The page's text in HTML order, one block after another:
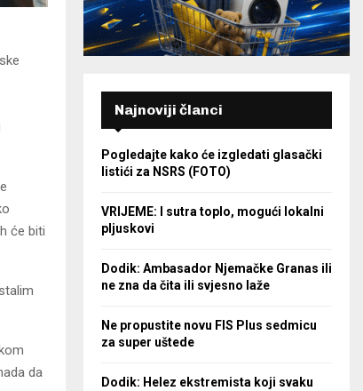
će biti
da
Najnoviji članci
Pogledajte kako će izgledati glasački
listići za NSRS (FOTO)
VRIJEME: I sutra toplo, mogući lokalni
pljuskovi
Dodik: Ambasador Njemačke Granas ili
ne zna da čita ili svjesno laže
Ne propustite novu FIS Plus sedmicu
za super uštede
Dodik: Helez ekstremista koji svaku